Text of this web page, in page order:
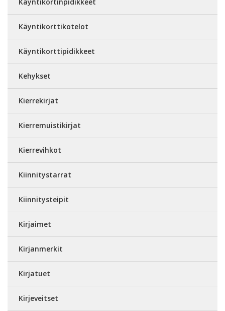
Käyntikorttikotelot
Käyntikorttipidikkeet
Kehykset
Kierrekirjat
Kierremuistikirjat
Kierrevihkot
Kiinnitystarrat
Kiinnitysteipit
Kirjaimet
Kirjanmerkit
Kirjatuet
Kirjeveitset